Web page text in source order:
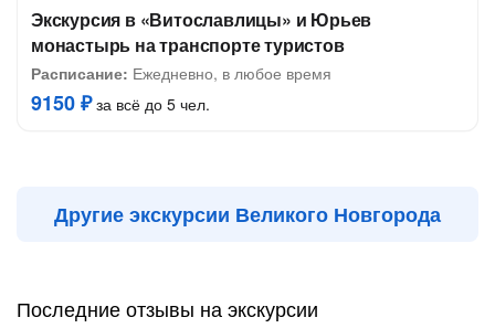
Экскурсия в «Витославлицы» и Юрьев
монастырь на транспорте туристов
Расписание: Ежедневно, в любое время
9150 ₽за всё до 5 чел.
Другие экскурсии Великого Новгорода
Последние отзывы на экскурсии